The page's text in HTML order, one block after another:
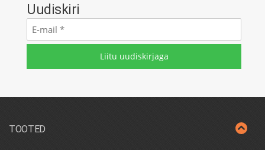
Uudiskiri
E-
mail
TOOTED